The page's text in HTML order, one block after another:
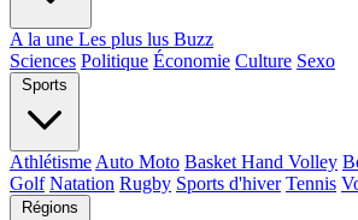
A la une Les plus lus Buzz
Sciences Politique Économie Culture Sexo
Sports
Athlétisme Auto Moto Basket Hand Volley
Golf Natation Rugby Sports d'hiver Tennis
Régions